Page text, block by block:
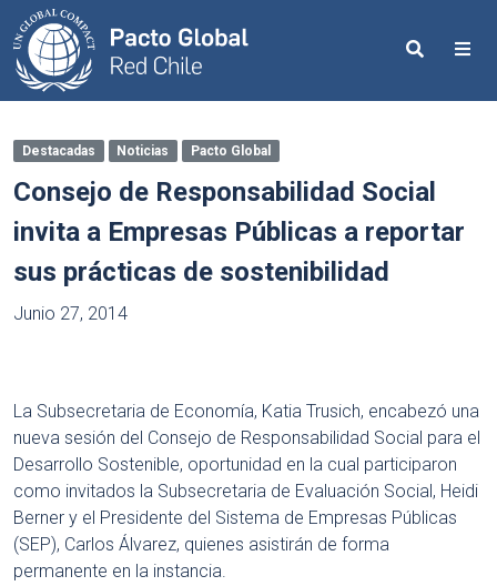
Search
Destacadas Noticias Pacto Global
Consejo de Responsabilidad Social
invita a Empresas Públicas a reportar
sus prácticas de sostenibilidad
Junio 27, 2014
La Subsecretaria de Economía, Katia Trusich, encabezó una
nueva sesión del Consejo de Responsabilidad Social para el
Desarrollo Sostenible, oportunidad en la cual participaron
como invitados la Subsecretaria de Evaluación Social, Heidi
Berner y el Presidente del Sistema de Empresas Públicas
(SEP), Carlos Álvarez, quienes asistirán de forma
permanente en la instancia.